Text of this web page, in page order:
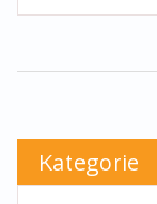
Kategorie